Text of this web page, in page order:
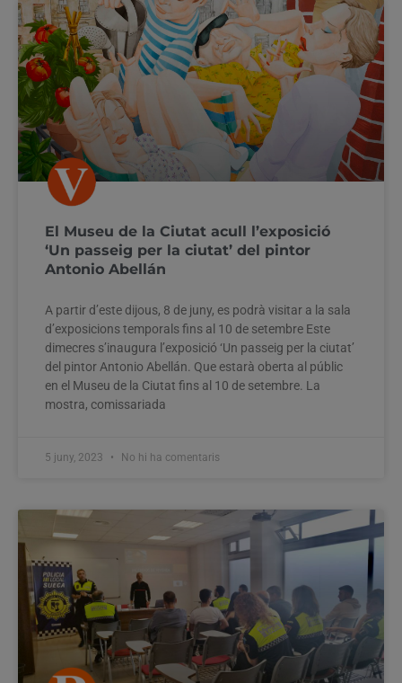
El Museu de la Ciutat acull l’exposició
‘Un passeig per la ciutat’ del pintor
Antonio Abellán
A partir d’este dijous, 8 de juny, es podrà visitar a la sala
d’exposicions temporals fins al 10 de setembre Este
dimecres s’inaugura l’exposició ‘Un passeig per la ciutat’
del pintor Antonio Abellán. Que estarà oberta al públic
en el Museu de la Ciutat fins al 10 de setembre. La
mostra, comissariada
5 juny, 2023 No hi ha comentaris